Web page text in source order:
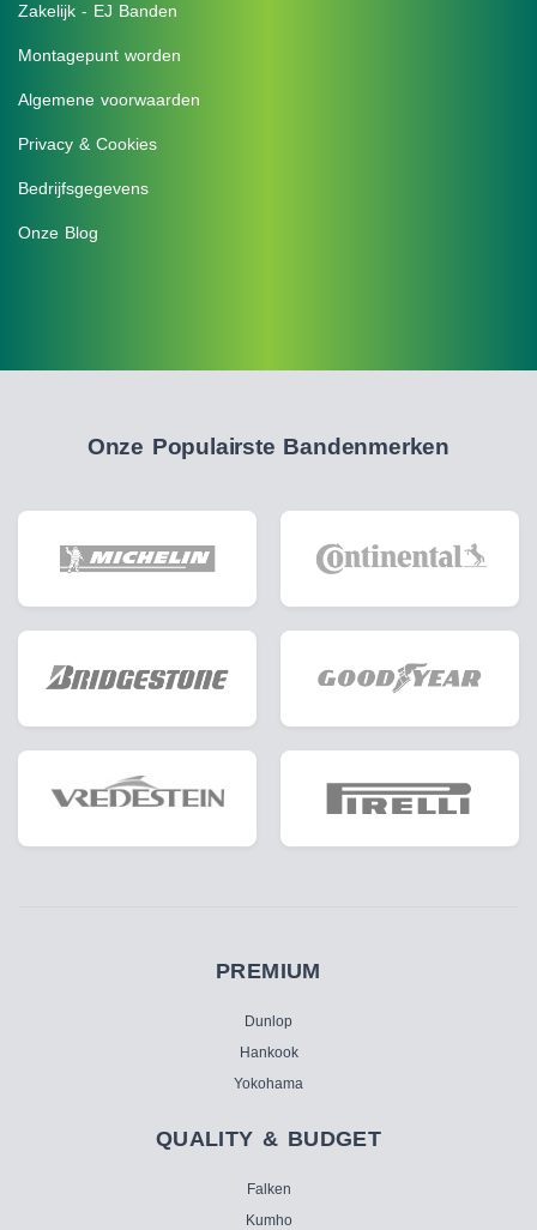
Zakelijk - EJ Banden
Montagepunt worden
Algemene voorwaarden
Privacy & Cookies
Bedrijfsgegevens
Onze Blog
Onze Populairste Bandenmerken
PREMIUM
Dunlop
Hankook
Yokohama
QUALITY & BUDGET
Falken
Kumho